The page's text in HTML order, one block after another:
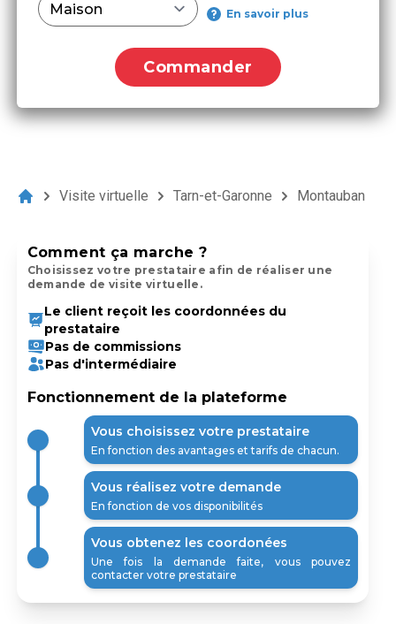
En savoir plus
Commander
Visite virtuelle Tarn-et-Garonne Montauban
Comment ça marche ?
Choisissez votre prestataire afin de réaliser une
demande de visite virtuelle.
Le client reçoit les coordonnées du
prestataire
Pas de commissions
Pas d'intermédiaire
Fonctionnement de la plateforme
Vous choisissez votre prestataire
En fonction des avantages et tarifs de chacun.
Vous réalisez votre demande
En fonction de vos disponibilités
Vous obtenez les coordonées
Une fois la demande faite, vous pouvez
contacter votre prestataire